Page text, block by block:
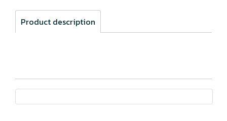
Product description